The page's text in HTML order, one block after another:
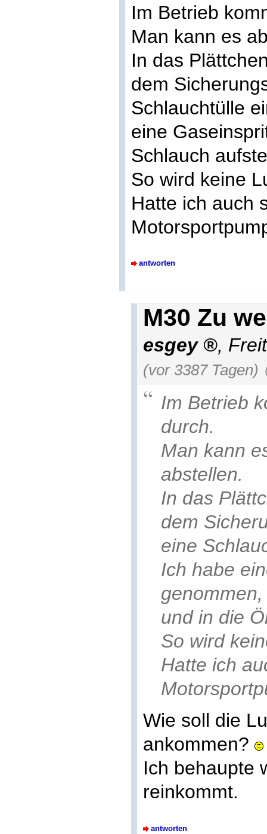
Im Betrieb
Man kann es
In das
dem
Schlauchtülle
eine
Schlauch
So wird keine
Hatte ich auch
antworten
M30 Zu
esgey ,
(vor 3387 Tagen)
Im Betrieb
durch.
Man kann
abstellen.
In das
dem
eine
Ich habe
und in die
So wird
Hatte ich
Wie soll die
ankommen?
Ich behaupte
reinkommt.
antworten